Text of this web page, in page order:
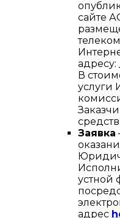
сайте
адресу:
В
услуги
Заявка
устной
адрес